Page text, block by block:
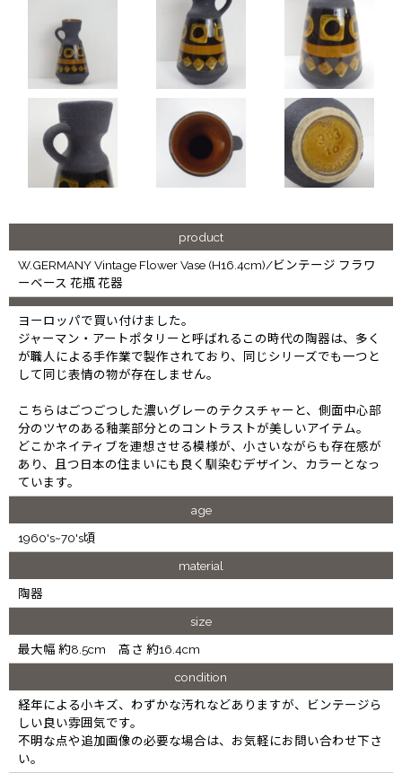
product
W.GERMANY Vintage Flower Vase (H16.4cm)/ビンテージ フラワ
ーベース 花瓶 花器
ヨーロッパで買い付けました。
ジャーマン・アートポタリーと呼ばれるこの時代の陶器は、多く
が職人による手作業で製作されており、同じシリーズでも一つと
して同じ表情の物が存在しません。
こちらはごつごつした濃いグレーのテクスチャーと、側面中心部
分のツヤのある釉薬部分とのコントラストが美しいアイテム。
どこかネイティブを連想させる模様が、小さいながらも存在感が
あり、且つ日本の住まいにも良く馴染むデザイン、カラーとなっ
ています。
age
1960's~70's頃
material
陶器
size
最大幅 約8.5cm 高さ 約16.4cm
condition
経年による小キズ、わずかな汚れなどありますが、ビンテージら
しい良い雰囲気です。
不明な点や追加画像の必要な場合は、お気軽にお問い合わせ下さ
い。